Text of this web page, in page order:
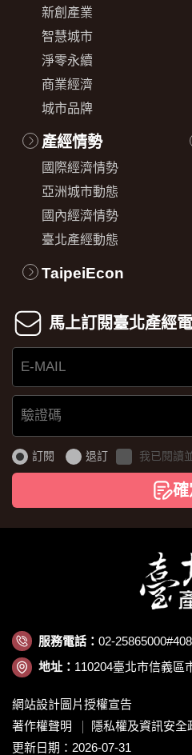
新創產業
智慧城市
淨零永續
商業經濟
城市品牌
產經情勢
國際經濟情勢
亞洲城市動態
國內經濟情勢
臺北產經動態
TaipeiEcon
馬上訂閱臺北產經
E-
MAIL
證
碼
訂閱 退訂 我已閱讀
確
服務電話： 02-
地址： 110204臺北市信義區
網站設計圖片授權宣告
著作權聲明
隱私權及資訊安全
更新日期：2026-07-31